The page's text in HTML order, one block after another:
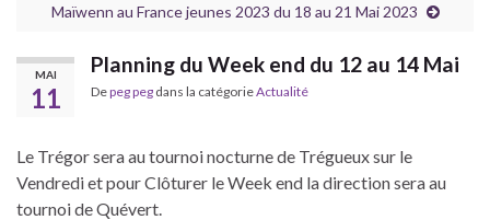
Maïwenn au France jeunes 2023 du 18 au 21 Mai 2023
MAI
11
Planning du Week end du 12 au 14 Mai
Depeg peg dans la catégorieActualité
Le Trégor sera au tournoi nocturne de Trégueux sur le
Vendredi et pour Clôturer le Week end la direction sera au
tournoi de Quévert.